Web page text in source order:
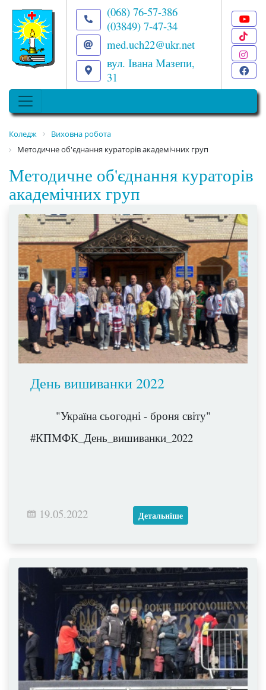
(068) 76-57-386
(03849) 7-47-34
med.uch22@ukr.net
вул. Івана Мазепи,
31
Коледж
Виховна робота
Методичне об'єднання кураторів академічних груп
Методичне об'єднання кураторів
академічних груп
День вишиванки 2022
"Україна сьогодні - броня світу"
#КПМФК_День_вишиванки_2022
19.05.2022 Детальніше